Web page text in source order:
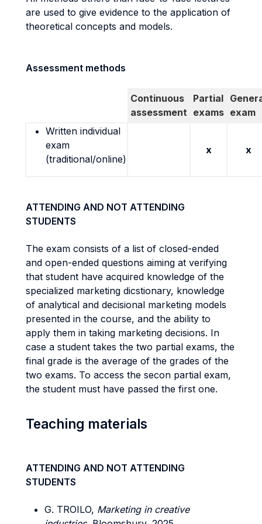
are used to give evidence to the application of
theoretical concepts and models.
Assessment methods
Continuous
assessment
Partial
exams exam
Written individual
exam
(traditional/online)
x x
ATTENDING AND NOT ATTENDING
STUDENTS
The exam consists of a list of closed-ended
and open-ended questions aiming at verifying
that student have acquired knowledge of the
specialized marketing dicstionary, knowledge
of analytical and decisional marketing models
presented in the course, and the ability to
apply them in taking marketing decisions. In
case a student takes the two partial exams, the
final grade is the average of the grades of the
two exams. To access the secon partial exam,
the student must have passed the first one.
Teaching materials
ATTENDING AND NOT ATTENDING
STUDENTS
G. TROILO, Marketing in creative